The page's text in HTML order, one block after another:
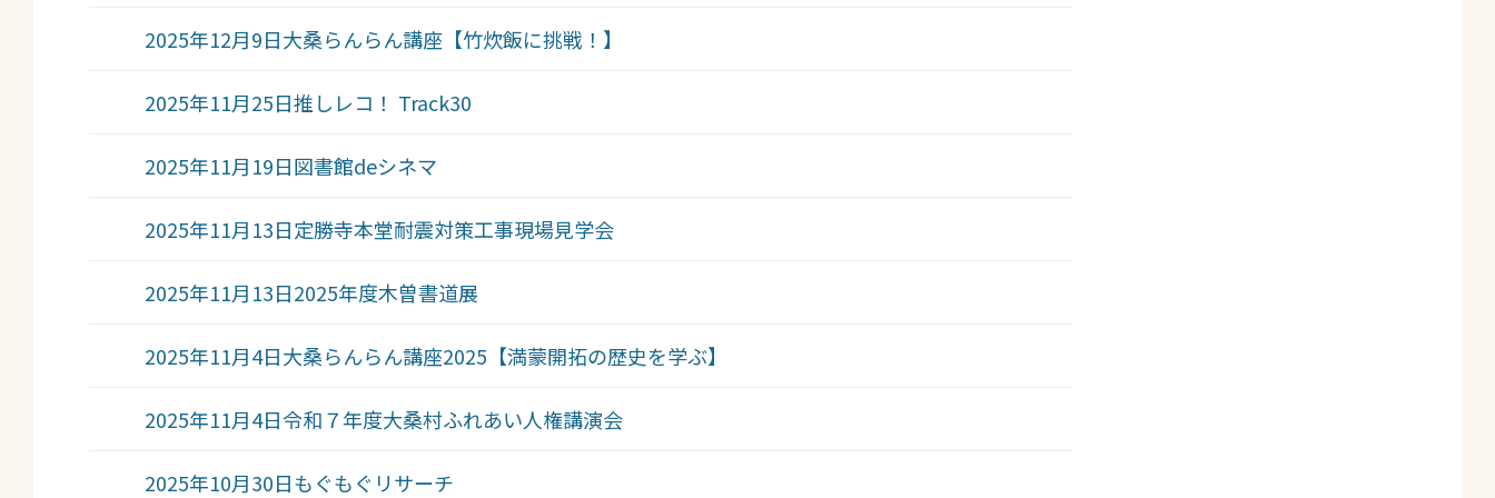
2025年12月9日大桑らんらん講座【竹炊飯に挑戦！】
2025年11月25日推しレコ！ Track30
2025年11月19日図書館deシネマ
2025年11月13日定勝寺本堂耐震対策工事現場見学会
2025年11月13日2025年度木曽書道展
2025年11月4日大桑らんらん講座2025【満蒙開拓の歴史を学ぶ】
2025年11月4日令和７年度大桑村ふれあい人権講演会
2025年10月30日もぐもぐリサーチ